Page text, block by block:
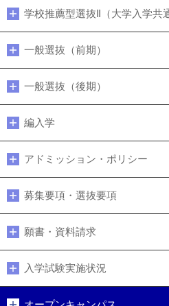
学校推薦型選抜Ⅱ（大学入学共
一般選抜（前期）
一般選抜（後期）
編入学
アドミッション・ポリシー
募集要項・選抜要項
願書・資料請求
入学試験実施状況